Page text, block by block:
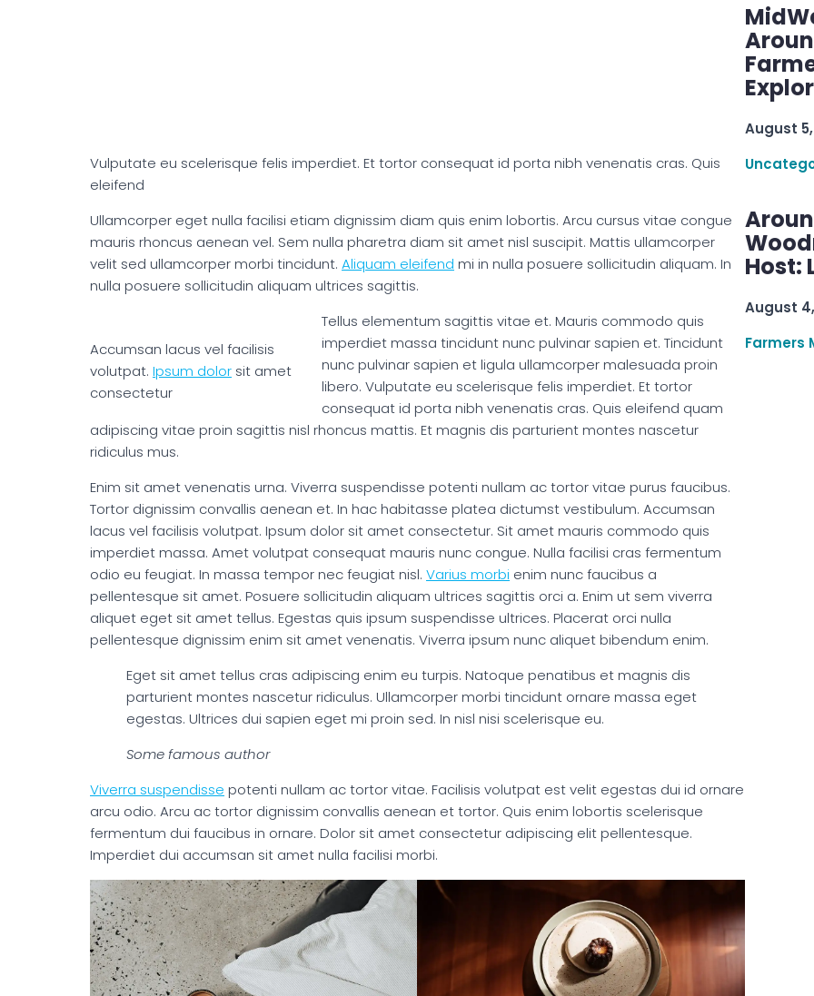
Vulputate eu scelerisque felis imperdiet. Et tortor consequat id porta nibh venenatis cras. Quis
eleifend
Ullamcorper eget nulla facilisi etiam dignissim diam quis enim lobortis. Arcu cursus vitae congue
mauris rhoncus aenean vel. Sem nulla pharetra diam sit amet nisl suscipit. Mattis ullamcorper
velit sed ullamcorper morbi tincidunt. Aliquam eleifend mi in nulla posuere sollicitudin aliquam. In
nulla posuere sollicitudin aliquam ultrices sagittis.
Accumsan lacus vel facilisis
volutpat. Ipsum dolor sit amet
consectetur
Tellus elementum sagittis vitae et. Mauris commodo quis
imperdiet massa tincidunt nunc pulvinar sapien et. Tincidunt
nunc pulvinar sapien et ligula ullamcorper malesuada proin
libero. Vulputate eu scelerisque felis imperdiet. Et tortor
consequat id porta nibh venenatis cras. Quis eleifend quam
adipiscing vitae proin sagittis nisl rhoncus mattis. Et magnis dis parturient montes nascetur
ridiculus mus.
Enim sit amet venenatis urna. Viverra suspendisse potenti nullam ac tortor vitae purus faucibus.
Tortor dignissim convallis aenean et. In hac habitasse platea dictumst vestibulum. Accumsan
lacus vel facilisis volutpat. Ipsum dolor sit amet consectetur. Sit amet mauris commodo quis
imperdiet massa. Amet volutpat consequat mauris nunc congue. Nulla facilisi cras fermentum
odio eu feugiat. In massa tempor nec feugiat nisl. Varius morbi enim nunc faucibus a
pellentesque sit amet. Posuere sollicitudin aliquam ultrices sagittis orci a. Enim ut sem viverra
aliquet eget sit amet tellus. Egestas quis ipsum suspendisse ultrices. Placerat orci nulla
pellentesque dignissim enim sit amet venenatis. Viverra ipsum nunc aliquet bibendum enim.
Eget sit amet tellus cras adipiscing enim eu turpis. Natoque penatibus et magnis dis
parturient montes nascetur ridiculus. Ullamcorper morbi tincidunt ornare massa eget
egestas. Ultrices dui sapien eget mi proin sed. In nisl nisi scelerisque eu.
Some famous author
Viverra suspendisse potenti nullam ac tortor vitae. Facilisis volutpat est velit egestas dui id ornare
arcu odio. Arcu ac tortor dignissim convallis aenean et tortor. Quis enim lobortis scelerisque
fermentum dui faucibus in ornare. Dolor sit amet consectetur adipiscing elit pellentesque.
Imperdiet dui accumsan sit amet nulla facilisi morbi.
August
Host:
August
Farmers